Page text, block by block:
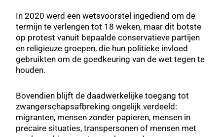
In 2020 werd een wetsvoorstel ingediend om de
termijn te verlengen tot 18 weken, maar dit botste
op protest vanuit bepaalde conservatieve partijen
en religieuze groepen, die hun politieke invloed
gebruikten om de goedkeuring van de wet tegen te
houden.
Bovendien blijft de daadwerkelijke toegang tot
zwangerschapsafbreking ongelijk verdeeld:
migranten, mensen zonder papieren, mensen in
precaire situaties, transpersonen of mensen met